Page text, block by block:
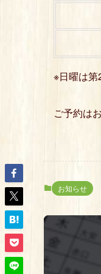
※日曜は
ご予約は
お知らせ